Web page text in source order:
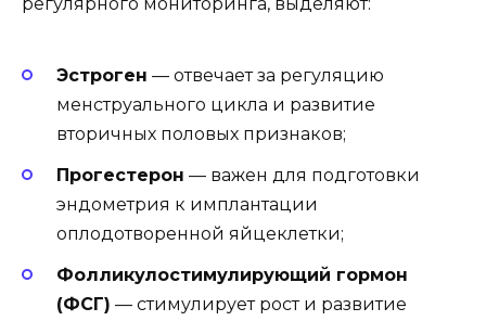
Эстроген — отвечает за регуляцию
менструального цикла и развитие
вторичных половых признаков;
Прогестерон — важен для подготовки
эндометрия к имплантации
оплодотворенной яйцеклетки;
Фолликулостимулирующий гормон
(ФСГ) — стимулирует рост и развитие